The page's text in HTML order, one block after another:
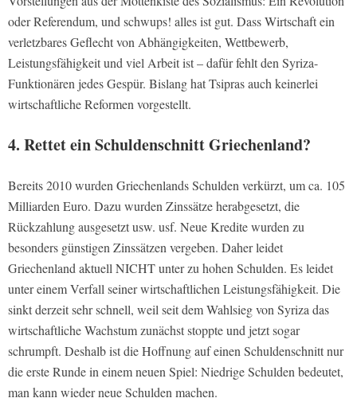
oder Referendum, und schwups! alles ist gut. Dass Wirtschaft ein
verletzbares Geflecht von Abhängigkeiten, Wettbewerb,
Leistungsfähigkeit und viel Arbeit ist – dafür fehlt den Syriza-
Funktionären jedes Gespür. Bislang hat Tsipras auch keinerlei
wirtschaftliche Reformen vorgestellt.
4. Rettet ein Schuldenschnitt Griechenland?
Bereits 2010 wurden Griechenlands Schulden verkürzt, um ca. 105
Milliarden Euro. Dazu wurden Zinssätze herabgesetzt, die
Rückzahlung ausgesetzt usw. usf. Neue Kredite wurden zu
besonders günstigen Zinssätzen vergeben. Daher leidet
Griechenland aktuell NICHT unter zu hohen Schulden. Es leidet
unter einem Verfall seiner wirtschaftlichen Leistungsfähigkeit. Die
sinkt derzeit sehr schnell, weil seit dem Wahlsieg von Syriza das
wirtschaftliche Wachstum zunächst stoppte und jetzt sogar
schrumpft. Deshalb ist die Hoffnung auf einen Schuldenschnitt nur
die erste Runde in einem neuen Spiel: Niedrige Schulden bedeutet,
man kann wieder neue Schulden machen.